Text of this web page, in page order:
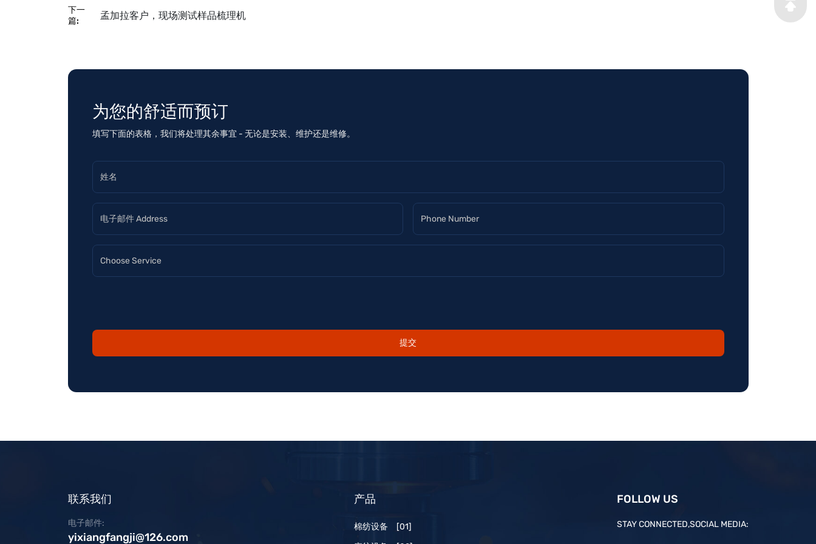
下一
篇:
孟加拉客户，现场测试样品梳理机
为您的舒适而预订
填写下面的表格，我们将处理其余事宜 - 无论是安装、维护还是维修。
提交
联系我们
电子邮件:
yixiangfangji@126.com
产品
棉纺设备
[01]
FOLLOW US
STAY CONNECTED,SOCIAL MEDIA: